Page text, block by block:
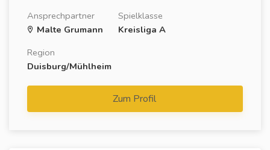
Ansprechpartner
Malte Grumann
Spielklasse
Kreisliga A
Region
Duisburg/Mühlheim
Zum Profil